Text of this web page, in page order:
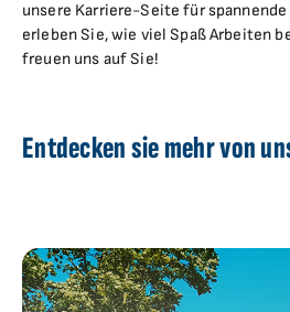
unsere Karriere-Seite für
erleben Sie, wie viel Spaß Arbeiten
freuen uns auf Sie!
Entdecken sie mehr von